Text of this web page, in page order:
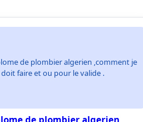
de plombier algerien ,comment je
doit faire et ou pour le valide .
de plombier algerien